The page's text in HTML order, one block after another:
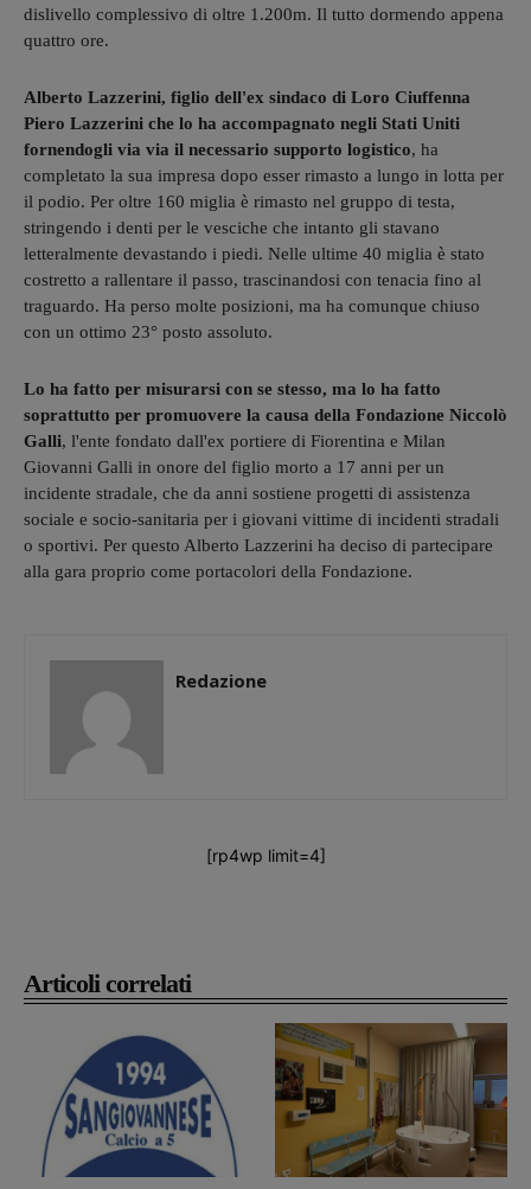
Articoli correlati
dislivello complessivo di oltre 1.200m. Il tutto dormendo appena
quattro ore.
Alberto Lazzerini, figlio dell'ex sindaco di Loro Ciuffenna
Piero Lazzerini che lo ha accompagnato negli Stati Uniti
fornendogli via via il necessario supporto logistico, ha
completato la sua impresa dopo esser rimasto a lungo in lotta per
il podio. Per oltre 160 miglia è rimasto nel gruppo di testa,
stringendo i denti per le vesciche che intanto gli stavano
letteralmente devastando i piedi. Nelle ultime 40 miglia è stato
costretto a rallentare il passo, trascinandosi con tenacia fino al
traguardo. Ha perso molte posizioni, ma ha comunque chiuso
con un ottimo 23° posto assoluto.
Lo ha fatto per misurarsi con se stesso, ma lo ha fatto
soprattutto per promuovere la causa della Fondazione Niccolò
Galli, l'ente fondato dall'ex portiere di Fiorentina e Milan
Giovanni Galli in onore del figlio morto a 17 anni per un
incidente stradale, che da anni sostiene progetti di assistenza
sociale e socio-sanitaria per i giovani vittime di incidenti stradali
o sportivi. Per questo Alberto Lazzerini ha deciso di partecipare
alla gara proprio come portacolori della Fondazione.
Redazione
[rp4wp limit=4]